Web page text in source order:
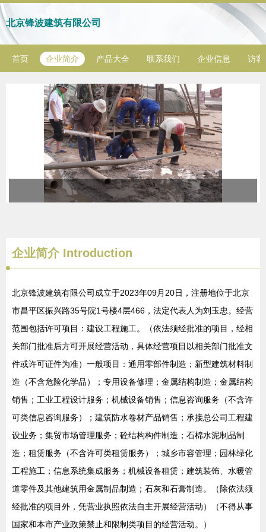
北京锋波建筑有限公司
首页 企业简介 产品大全 联系我们 企业信息 访客
企业简介 Introduction
北京锋波建筑有限公司成立于2023年09月20日，注册地位于北京
市昌平区振兴路35号院1号楼4层466，法定代表人为刘玉忠。经营
范围包括许可项目：建设工程施工。（依法须经批准的项目，经相
关部门批准后方可开展经营活动，具体经营项目以相关部门批准文
件或许可证件为准）一般项目：通用零部件制造；新型建筑材料制
造（不含危险化学品）；专用设备修理；金属结构制造；金属结构
销售；工业工程设计服务；机械设备销售；信息咨询服务（不含许
可类信息咨询服务）；建筑防水卷材产品销售；承接总公司工程建
设业务；集贸市场管理服务；砼结构构件制造；石棉水泥制品制
造；租赁服务（不含许可类租赁服务）；城乡市容管理；园林绿化
工程施工；信息系统集成服务；机械设备租赁；建筑装饰、水暖管
道零件及其他建筑用金属制品制造；石灰和石膏制造。（除依法须
经批准的项目外，凭营业执照依法自主开展经营活动）（不得从事
国家和本市产业政策禁止和限制类项目的经营活动。）